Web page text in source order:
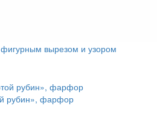
вырезом и узором
рубин», фарфор